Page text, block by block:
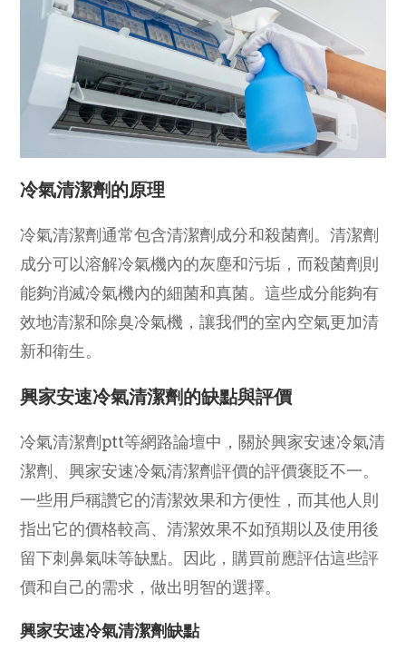
冷氣清潔劑的原理
冷氣清潔劑通常包含清潔劑成分和殺菌劑。清潔劑
成分可以溶解冷氣機內的灰塵和污垢，而殺菌劑則
能夠消滅冷氣機內的細菌和真菌。這些成分能夠有
效地清潔和除臭冷氣機，讓我們的室內空氣更加清
新和衛生。
興家安速冷氣清潔劑的缺點與評價
冷氣清潔劑ptt等網路論壇中，關於興家安速冷氣清
潔劑、興家安速冷氣清潔劑評價的評價褒貶不一。
一些用戶稱讚它的清潔效果和方便性，而其他人則
指出它的價格較高、清潔效果不如預期以及使用後
留下刺鼻氣味等缺點。因此，購買前應評估這些評
價和自己的需求，做出明智的選擇。
興家安速冷氣清潔劑缺點